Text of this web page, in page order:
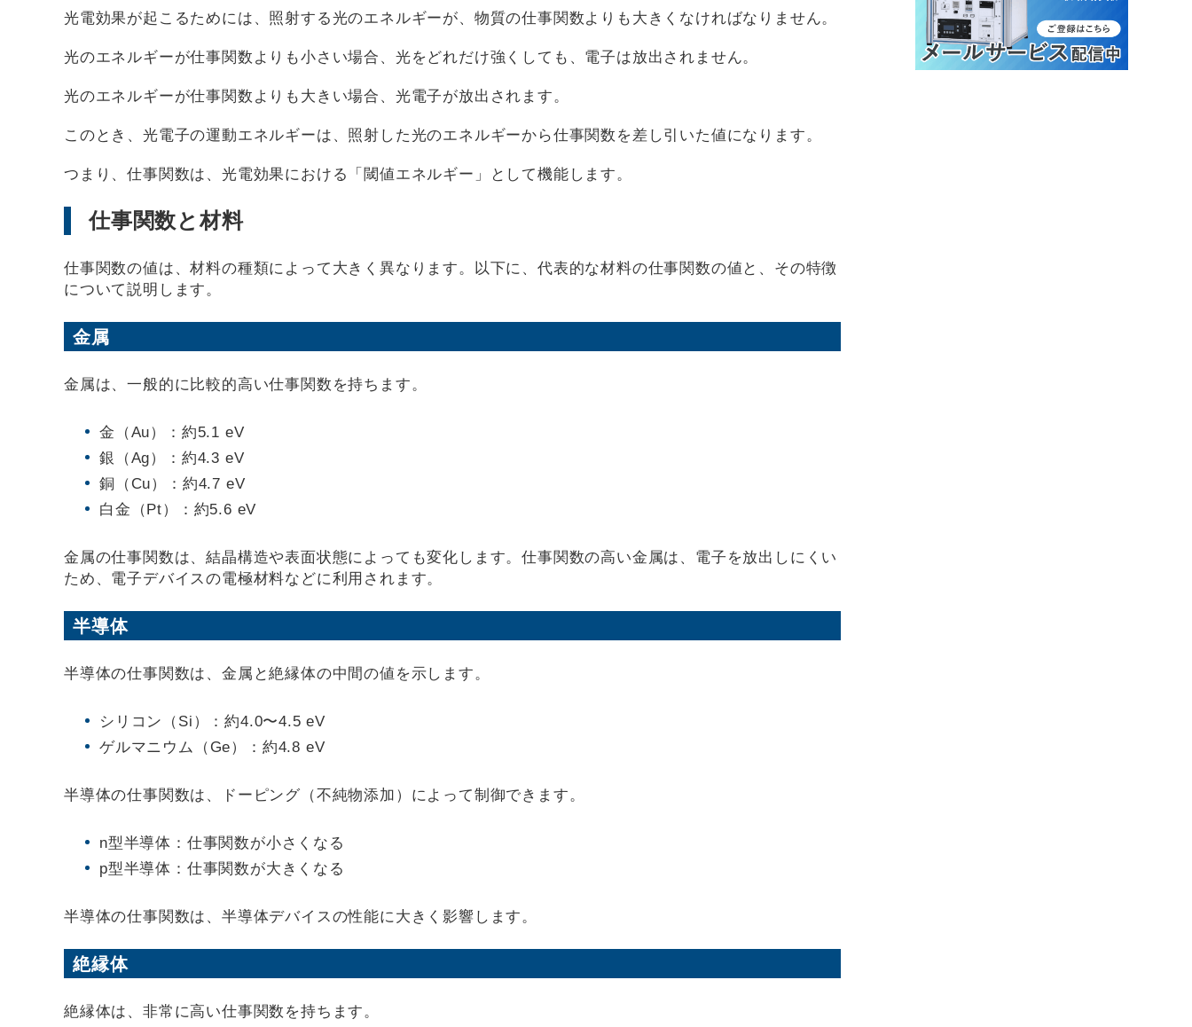
光電効果が起こるためには、照射する光のエネルギーが、物質の仕事関数よりも大きくなければなりません。
光のエネルギーが仕事関数よりも小さい場合、光をどれだけ強くしても、電子は放出されません。
光のエネルギーが仕事関数よりも大きい場合、光電子が放出されます。
このとき、光電子の運動エネルギーは、照射した光のエネルギーから仕事関数を差し引いた値になります。
つまり、仕事関数は、光電効果における「閾値エネルギー」として機能します。
仕事関数と材料
仕事関数の値は、材料の種類によって大きく異なります。以下に、代表的な材料の仕事関数の値と、その特徴
について説明します。
金属
金属は、一般的に比較的高い仕事関数を持ちます。
金（Au）：約5.1 eV
銀（Ag）：約4.3 eV
銅（Cu）：約4.7 eV
白金（Pt）：約5.6 eV
金属の仕事関数は、結晶構造や表面状態によっても変化します。仕事関数の高い金属は、電子を放出しにくい
ため、電子デバイスの電極材料などに利用されます。
半導体
半導体の仕事関数は、金属と絶縁体の中間の値を示します。
シリコン（Si）：約4.0〜4.5 eV
ゲルマニウム（Ge）：約4.8 eV
半導体の仕事関数は、ドーピング（不純物添加）によって制御できます。
n型半導体：仕事関数が小さくなる
p型半導体：仕事関数が大きくなる
半導体の仕事関数は、半導体デバイスの性能に大きく影響します。
絶縁体
絶縁体は、非常に高い仕事関数を持ちます。